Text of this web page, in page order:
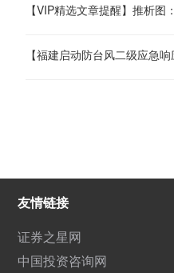
友情链接
证券之星网
中国投资咨询网